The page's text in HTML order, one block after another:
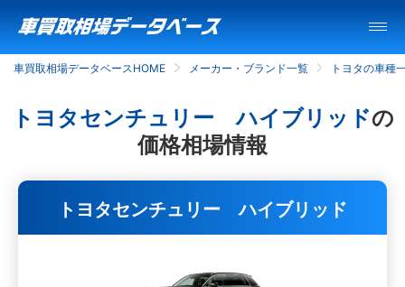
車買取相場データベースHOME メーカー・ブランド一覧 トヨタの車種
トヨタセンチュリー ハイブリッドの
価格相場情報
トヨタセンチュリー ハイブリッド